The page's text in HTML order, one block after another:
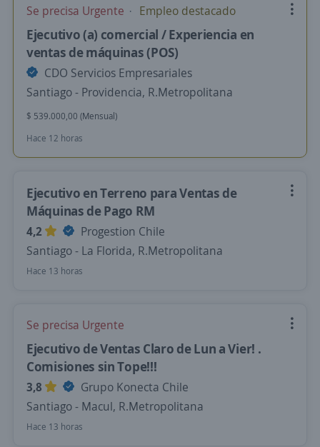
Se precisa Urgente Empleo destacado
Ejecutivo (a) comercial / Experiencia en
ventas de máquinas (POS)
CDO Servicios Empresariales
Santiago - Providencia, R.Metropolitana
$ 539.000,00 (Mensual)
Hace 12 horas
Ejecutivo en Terreno para Ventas de
Máquinas de Pago RM
4,2
Progestion Chile
Santiago - La Florida, R.Metropolitana
Hace 13 horas
Se precisa Urgente
Ejecutivo de Ventas Claro de Lun a Vier! .
Comisiones sin Tope!!!
3,8
Grupo Konecta Chile
Santiago - Macul, R.Metropolitana
Hace 13 horas